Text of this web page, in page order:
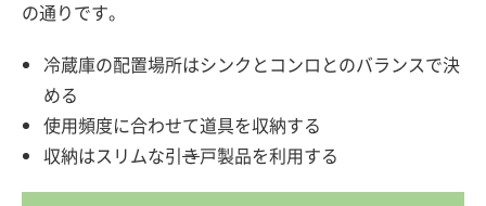
の通りです。
冷蔵庫の配置場所はシンクとコンロとのバランスで決
める
使用頻度に合わせて道具を収納する
収納はスリムな引き戸製品を利用する